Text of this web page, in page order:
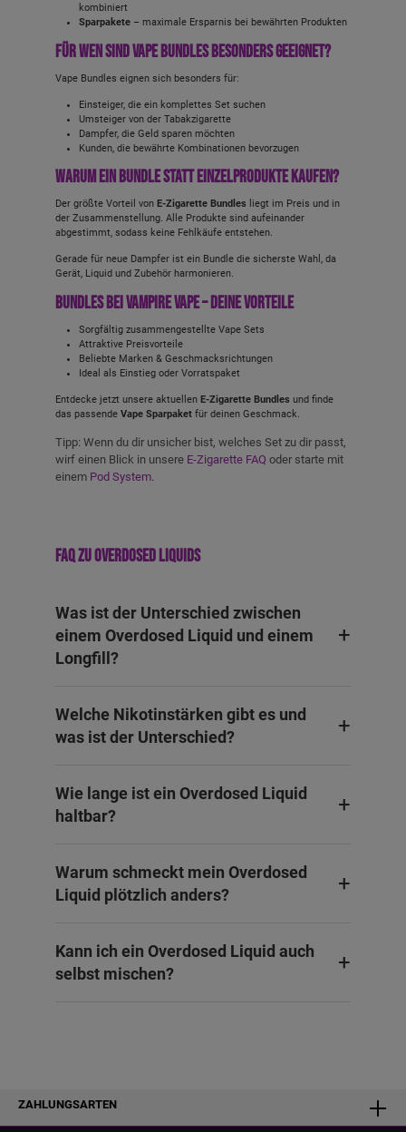
kombiniert
Sparpakete– maximale Ersparnis bei bewährten Produkten
Für wen sind Vape Bundles besonders geeignet?
Vape Bundles eignen sich besonders für:
Einsteiger, die ein komplettes Set suchen
Umsteiger von der Tabakzigarette
Dampfer, die Geld sparen möchten
Kunden, die bewährte Kombinationen bevorzugen
Warum ein Bundle statt Einzelprodukte kaufen?
Der größte Vorteil von E-Zigarette Bundles liegt im Preis und in
der Zusammenstellung. Alle Produkte sind aufeinander
abgestimmt, sodass keine Fehlkäufe entstehen.
Gerade für neue Dampfer ist ein Bundle die sicherste Wahl, da
Gerät, Liquid und Zubehör harmonieren.
Bundles bei Vampire Vape – deine Vorteile
Sorgfältig zusammengestellte Vape Sets
Attraktive Preisvorteile
Beliebte Marken & Geschmacksrichtungen
Ideal als Einstieg oder Vorratspaket
Entdecke jetzt unsere aktuellen E-Zigarette Bundles und finde
das passende Vape Sparpaket für deinen Geschmack.
Tipp: Wenn du dir unsicher bist, welches Set zu dir passt,
wirf einen Blick in unsere E-Zigarette FAQ oder starte mit
einem Pod System.
FAQ zu Overdosed Liquids
Was ist der Unterschied zwischen
einem Overdosed Liquid und einem
Longfill?
Welche Nikotinstärken gibt es und
was ist der Unterschied?
Wie lange ist ein Overdosed Liquid
haltbar?
Warum schmeckt mein Overdosed
Liquid plötzlich anders?
Kann ich ein Overdosed Liquid auch
selbst mischen?
ZAHLUNGSARTEN